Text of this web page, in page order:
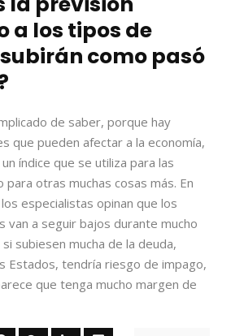
a los tipos de
como pasó
de saber, porque hay
que pueden afectar a la economía,
índice que se utiliza para las
para otras muchas cosas más. En
especialistas opinan que los
van a seguir bajos durante mucho
subiesen mucha de la deuda,
Estados, tendría riesgo de impago,
que tenga mucho margen de